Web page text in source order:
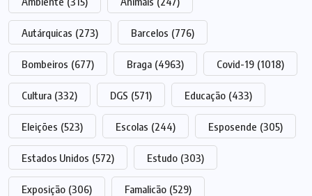
Autárquicas (273) Barcelos (776)
Bombeiros (677) Braga (4963) Covid-19 (1018)
Cultura (332) DGS (571) Educação (433)
Eleições (523) Escolas (244) Esposende (305)
Estados Unidos (572) Estudo (303)
Exposição (306) Famalicão (529)